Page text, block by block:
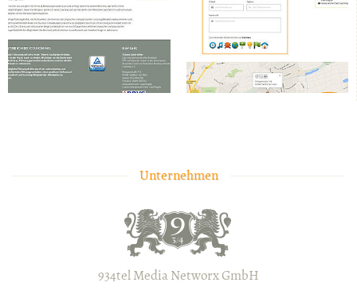
Unternehmen
934tel Media Networx GmbH